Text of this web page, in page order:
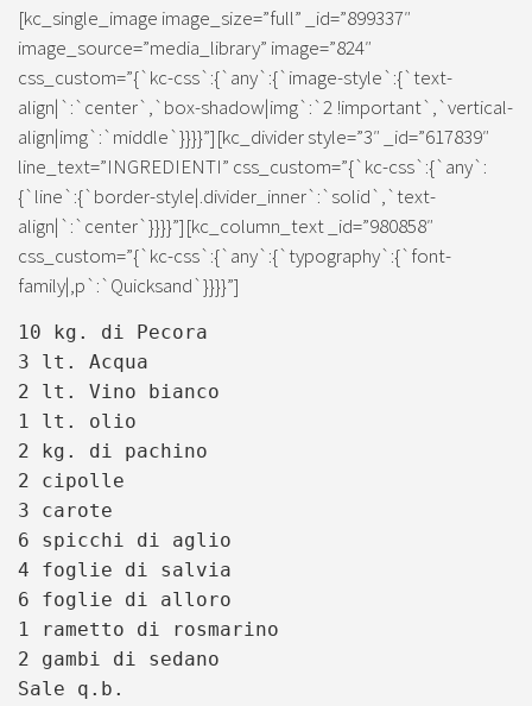
[kc_single_image image_size=”full” _id=”899337″
image_source=”media_library” image=”824″
css_custom=”{`kc-css`:{`any`:{`image-style`:{`text-
align|`:`center`,`box-shadow|img`:`2 !important`,`vertical-
align|img`:`middle`}}}}”][kc_divider style=”3″ _id=”617839″
line_text=”INGREDIENTI” css_custom=”{`kc-css`:{`any`:
{`line`:{`border-style|.divider_inner`:`solid`,`text-
align|`:`center`}}}}”][kc_column_text _id=”980858″
css_custom=”{`kc-css`:{`any`:{`typography`:{`font-
family|,p`:`Quicksand`}}}}”]
10 kg. di Pecora
3 lt. Acqua
2 lt. Vino bianco
1 lt. olio
2 kg. di pachino
2 cipolle
3 carote
6 spicchi di aglio
4 foglie di salvia
6 foglie di alloro
1 rametto di rosmarino
2 gambi di sedano
Sale q.b.